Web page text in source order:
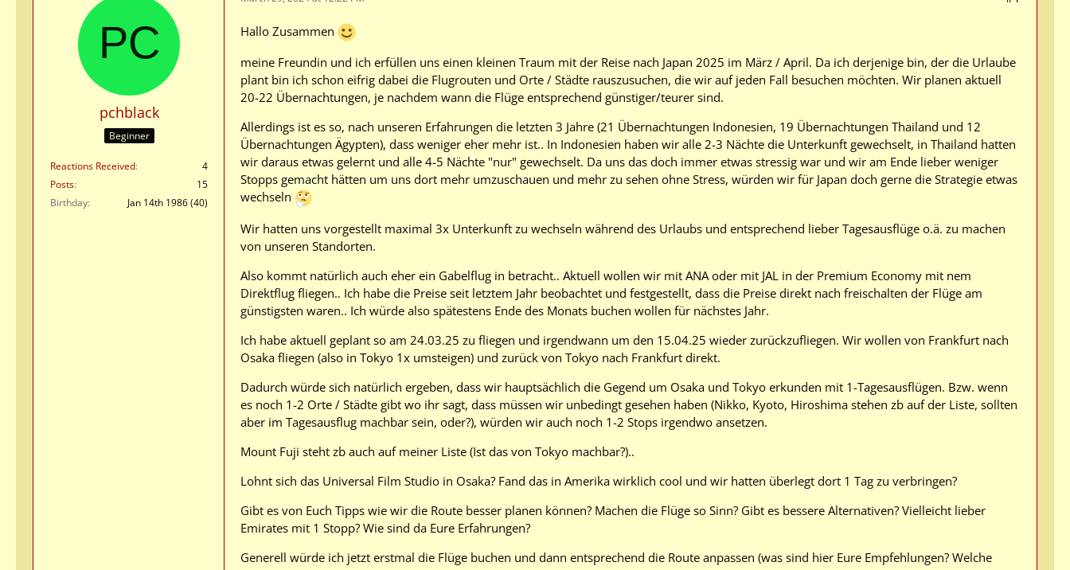
pchblack
Beginner
Reactions Received
4
Posts
15
Birthday
Jan 14th 1986 (40)
Hallo Zusammen
meine Freundin und ich erfüllen uns einen kleinen Traum mit der Reise nach Japan 2025 im März / April. Da ich derjenige bin, der die Urlaube
plant bin ich schon eifrig dabei die Flugrouten und Orte / Städte rauszusuchen, die wir auf jeden Fall besuchen möchten. Wir planen aktuell
20-22 Übernachtungen, je nachdem wann die Flüge entsprechend günstiger/teurer sind.
Allerdings ist es so, nach unseren Erfahrungen die letzten 3 Jahre (21 Übernachtungen Indonesien, 19 Übernachtungen Thailand und 12
Übernachtungen Ägypten), dass weniger eher mehr ist.. In Indonesien haben wir alle 2-3 Nächte die Unterkunft gewechselt, in Thailand hatten
wir daraus etwas gelernt und alle 4-5 Nächte "nur" gewechselt. Da uns das doch immer etwas stressig war und wir am Ende lieber weniger
Stopps gemacht hätten um uns dort mehr umzuschauen und mehr zu sehen ohne Stress, würden wir für Japan doch gerne die Strategie etwas
wechseln
Wir hatten uns vorgestellt maximal 3x Unterkunft zu wechseln während des Urlaubs und entsprechend lieber Tagesausflüge o.ä. zu machen
von unseren Standorten.
Also kommt natürlich auch eher ein Gabelflug in betracht.. Aktuell wollen wir mit ANA oder mit JAL in der Premium Economy mit nem
Direktflug fliegen.. Ich habe die Preise seit letztem Jahr beobachtet und festgestellt, dass die Preise direkt nach freischalten der Flüge am
günstigsten waren.. Ich würde also spätestens Ende des Monats buchen wollen für nächstes Jahr.
Ich habe aktuell geplant so am 24.03.25 zu fliegen und irgendwann um den 15.04.25 wieder zurückzufliegen. Wir wollen von Frankfurt nach
Osaka fliegen (also in Tokyo 1x umsteigen) und zurück von Tokyo nach Frankfurt direkt.
Dadurch würde sich natürlich ergeben, dass wir hauptsächlich die Gegend um Osaka und Tokyo erkunden mit 1-Tagesausflügen. Bzw. wenn
es noch 1-2 Orte / Städte gibt wo ihr sagt, dass müssen wir unbedingt gesehen haben (Nikko, Kyoto, Hiroshima stehen zb auf der Liste, sollten
aber im Tagesausflug machbar sein, oder?), würden wir auch noch 1-2 Stops irgendwo ansetzen.
Mount Fuji steht zb auch auf meiner Liste (Ist das von Tokyo machbar?)..
Lohnt sich das Universal Film Studio in Osaka? Fand das in Amerika wirklich cool und wir hatten überlegt dort 1 Tag zu verbringen?
Gibt es von Euch Tipps wie wir die Route besser planen können? Machen die Flüge so Sinn? Gibt es bessere Alternativen? Vielleicht lieber
Emirates mit 1 Stopp? Wie sind da Eure Erfahrungen?
Generell würde ich jetzt erstmal die Flüge buchen und dann entsprechend die Route anpassen (was sind hier Eure Empfehlungen? Welche